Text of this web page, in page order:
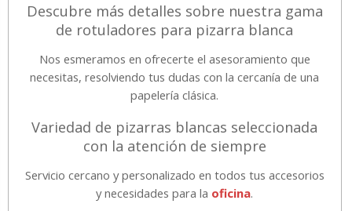
Descubre más detalles sobre nuestra gama
de rotuladores para pizarra blanca
Nos esmeramos en ofrecerte el asesoramiento que
necesitas, resolviendo tus dudas con la cercanía de una
papelería clásica.
Variedad de pizarras blancas seleccionada
con la atención de siempre
Servicio cercano y personalizado en todos tus accesorios
y necesidades para la oficina.